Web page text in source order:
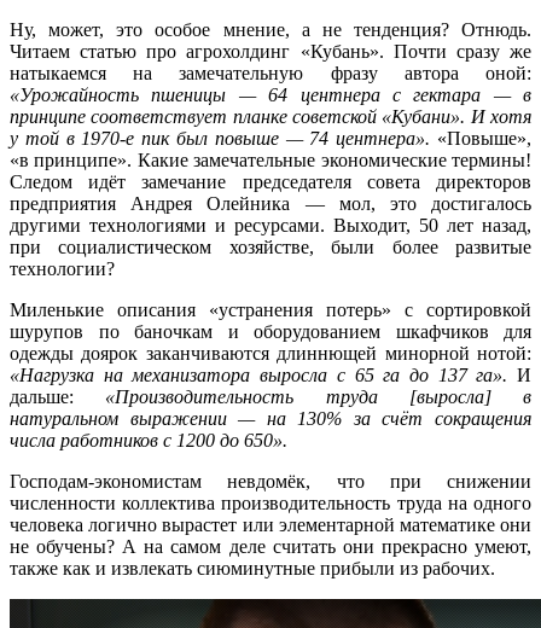
Ну, может, это особое мнение, а не тенденция? Отнюдь.
Читаем статью про агрохолдинг «Кубань». Почти сразу же
натыкаемся на замечательную фразу автора оной:
«Урожайность пшеницы — 64 центнера с гектара — в
принципе соответствует планке советской «Кубани». И хотя
у той в 1970-е пик был повыше — 74 центнера». «Повыше»,
«в принципе». Какие замечательные экономические термины!
Следом идёт замечание председателя совета директоров
предприятия Андрея Олейника — мол, это достигалось
другими технологиями и ресурсами. Выходит, 50 лет назад,
при социалистическом хозяйстве, были более развитые
технологии?
Миленькие описания «устранения потерь» с сортировкой
шурупов по баночкам и оборудованием шкафчиков для
одежды доярок заканчиваются длиннющей минорной нотой:
«Нагрузка на механизатора выросла с 65 га до 137 га». И
дальше: «Производительность труда [выросла] в
натуральном выражении — на 130% за счёт сокращения
числа работников с 1200 до 650».
Господам-экономистам невдомёк, что при снижении
численности коллектива производительность труда на одного
человека логично вырастет или элементарной математике они
не обучены? А на самом деле считать они прекрасно умеют,
также как и извлекать сиюминутные прибыли из рабочих.